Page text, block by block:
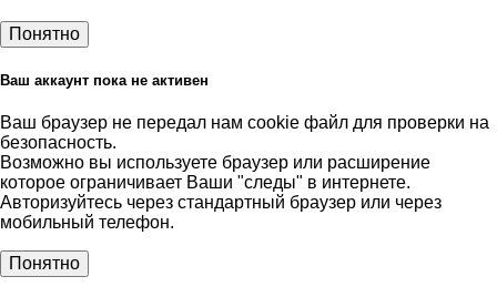
Понятно
Ваш аккаунт пока не активен
Ваш браузер не передал нам cookie файл для проверки на
безопасность.
Возможно вы используете браузер или расширение
которое ограничивает Ваши "следы" в интернете.
Авторизуйтесь через стандартный браузер или через
мобильный телефон.
Понятно